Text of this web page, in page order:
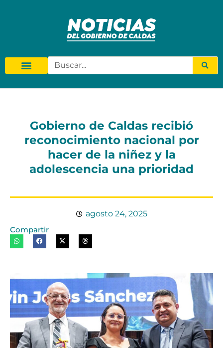
Gobierno de Caldas recibió
reconocimiento nacional por
hacer de la niñez y la
adolescencia una prioridad
agosto 24, 2025
Compartir